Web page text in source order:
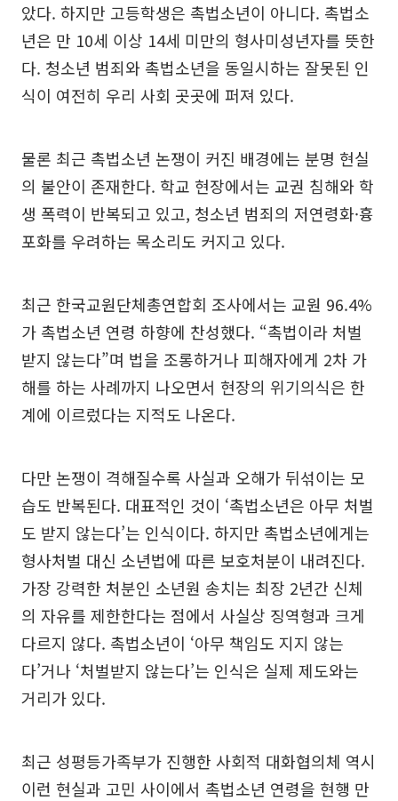
았다. 하지만 고등학생은 촉법소년이 아니다. 촉법소
년은 만 10세 이상 14세 미만의 형사미성년자를 뜻한
다. 청소년 범죄와 촉법소년을 동일시하는 잘못된 인
식이 여전히 우리 사회 곳곳에 퍼져 있다.
물론 최근 촉법소년 논쟁이 커진 배경에는 분명 현실
의 불안이 존재한다. 학교 현장에서는 교권 침해와 학
생 폭력이 반복되고 있고, 청소년 범죄의 저연령화·흉
포화를 우려하는 목소리도 커지고 있다.
최근 한국교원단체총연합회 조사에서는 교원 96.4%
가 촉법소년 연령 하향에 찬성했다. “촉법이라 처벌
받지 않는다”며 법을 조롱하거나 피해자에게 2차 가
해를 하는 사례까지 나오면서 현장의 위기의식은 한
계에 이르렀다는 지적도 나온다.
다만 논쟁이 격해질수록 사실과 오해가 뒤섞이는 모
습도 반복된다. 대표적인 것이 ‘촉법소년은 아무 처벌
도 받지 않는다’는 인식이다. 하지만 촉법소년에게는
형사처벌 대신 소년법에 따른 보호처분이 내려진다.
가장 강력한 처분인 소년원 송치는 최장 2년간 신체
의 자유를 제한한다는 점에서 사실상 징역형과 크게
다르지 않다. 촉법소년이 ‘아무 책임도 지지 않는
다’거나 ‘처벌받지 않는다’는 인식은 실제 제도와는
거리가 있다.
최근 성평등가족부가 진행한 사회적 대화협의체 역시
이런 현실과 고민 사이에서 촉법소년 연령을 현행 만